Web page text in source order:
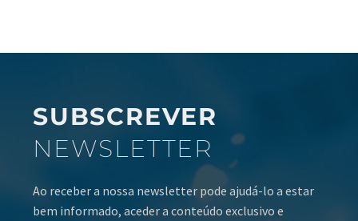
SUBSCREVER
NEWSLETTER
Ao receber a nossa newsletter pode ajudá-lo a estar
bem informado, aceder a conteúdo exclusivo e